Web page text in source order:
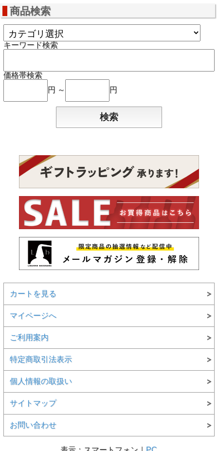
商品検索
キーワード検索
価格帯検索
円 ～
円
カートを見る
マイページへ
ご利用案内
特定商取引法表示
個人情報の取扱い
サイトマップ
お問い合わせ